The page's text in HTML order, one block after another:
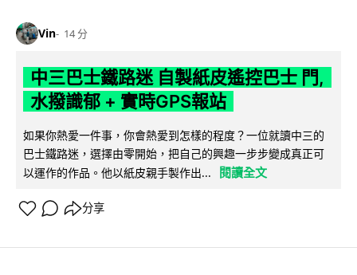
Vin 14 分
中三巴士鐵路迷 自製紙皮遙控巴士 門,
水撥識郁 + 實時GPS報站
如果你熱愛一件事，你會熱愛到怎樣的程度？一位就讀中三的
巴士鐵路迷，選擇由零開始，把自己的興趣一步步變成真正可
以運作的作品。他以紙皮親手製作出...
閱讀全文
分享